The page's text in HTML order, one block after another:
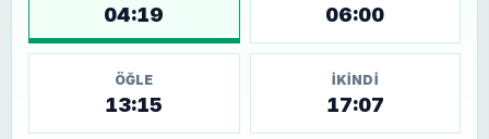
04:19 06:00
ÖĞLE
13:15
İKINDI
17:07